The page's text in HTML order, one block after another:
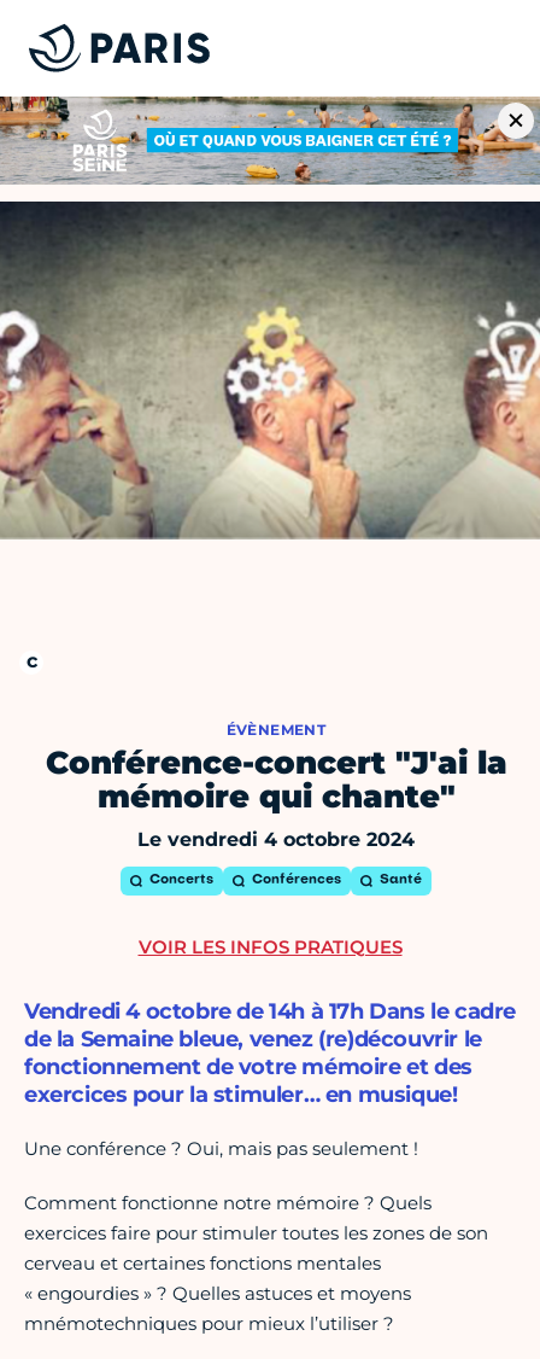
ÉVÈNEMENT
Conférence-concert "J'ai la
mémoire qui chante"
Le vendredi 4 octobre 2024
Concerts Conférences Santé
Vendredi 4 octobre de 14h à 17h Dans le cadre
de la Semaine bleue, venez (re)découvrir le
fonctionnement de votre mémoire et des
exercices pour la stimuler… en musique!
Une conférence ? Oui, mais pas seulement !
Comment fonctionne notre mémoire ? Quels
exercices faire pour stimuler toutes les zones de son
cerveau et certaines fonctions mentales
« engourdies » ? Quelles astuces et moyens
mnémotechniques pour mieux l’utiliser ?
VOIR LES INFOS PRATIQUES